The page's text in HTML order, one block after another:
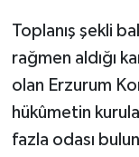
Toplanış şekli
rağmen aldığı
olan Erzurum
hükûmetin
fazla odası